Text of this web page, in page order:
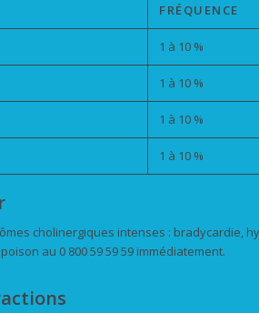
FRÉQUENCE
1 à 10 %
1 à 10 %
1 à 10 %
1 à 10 %
cholinergiques intenses : bradycardie,
au 0 800 59 59 59 immédiatement.